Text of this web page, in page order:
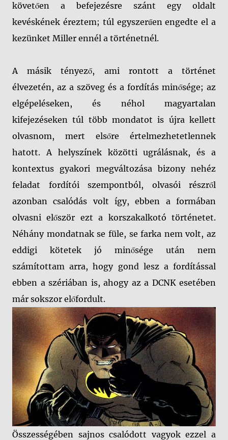
követően a befejezésre szánt egy oldalt
kevéskének éreztem; túl egyszerűen engedte el a
kezünket Miller ennél a történetnél.
A másik tényező, ami rontott a történet
élvezetén, az a szöveg és a fordítás minősége; az
elgépeléseken, és néhol magyartalan
kifejezéseken túl több mondatot is újra kellett
olvasnom, mert elsőre értelmezhetetlennek
hatott. A helyszínek közötti ugrálásnak, és a
kontextus gyakori megváltozása bizony nehéz
feladat fordítói szempontból, olvasói részről
azonban csalódás volt így, ebben a formában
olvasni először ezt a korszakalkotó történetet.
Néhány mondatnak se füle, se farka nem volt, az
eddigi kötetek jó minősége után nem
számítottam arra, hogy gond lesz a fordítással
ebben a szériában is, ahogy az a DCNK esetében
már sokszor előfordult.
Összességében sajnos csalódott vagyok ezzel a